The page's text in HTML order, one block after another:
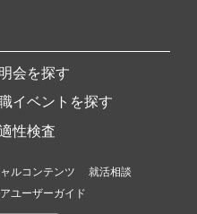
会を探す
イベントを探す
性検査
ルコンテンツ
就活相談
ユーザーガイド